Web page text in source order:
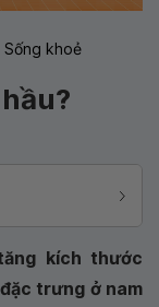
Sống khoẻ
kích thước
trưng ở nam